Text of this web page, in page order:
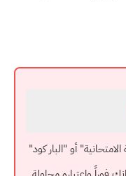
أو "البار كود"